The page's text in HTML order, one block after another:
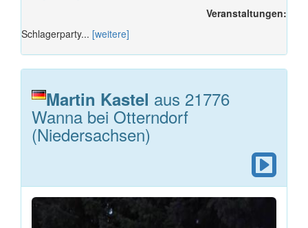
Veranstaltungen:
Schlagerparty... [weitere]
Martin Kastel aus 21776
Wanna bei Otterndorf
(Niedersachsen)